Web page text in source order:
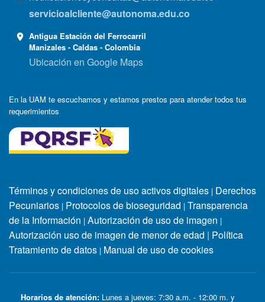
servicioalcliente@autonoma.edu.co
Antigua Estación del Ferrocarril
Manizales - Caldas - Colombia
Ubicación en Google Maps
En la UAM te escuchamos y estamos prestos para atender todos tus
requerimientos
Términos y condiciones de uso activos digitales | Derechos
Pecuniarios | Protocolos de bioseguridad | Transparencia
de la Información | Autorización de uso de imagen |
Autorización uso de imagen de menor de edad | Política
Tratamiento de datos | Manual de uso de cookies
Horarios de atención: Lunes a jueves: 7:30 a.m. - 12:00 m. y